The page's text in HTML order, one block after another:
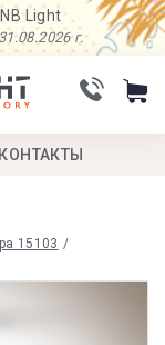
Light
г.
КОНТАКТЫ
15103